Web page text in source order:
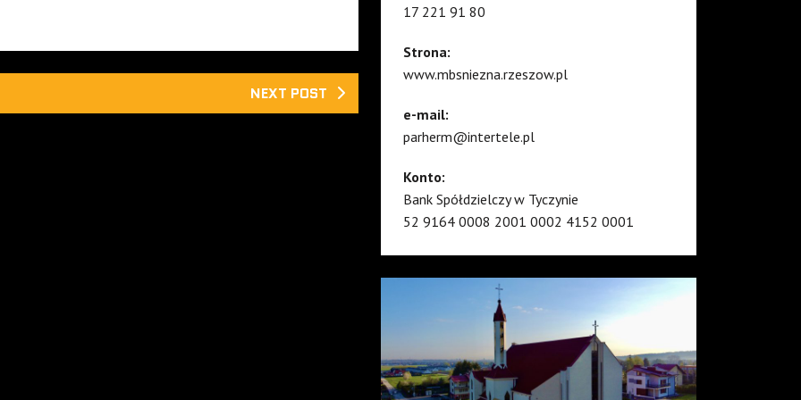
NEXT POST
17 221 91 80
Strona:
www.mbsniezna.rzeszow.pl
e-mail:
parherm@intertele.pl
Konto:
Bank Spółdzielczy w Tyczynie
52 9164 0008 2001 0002 4152 0001